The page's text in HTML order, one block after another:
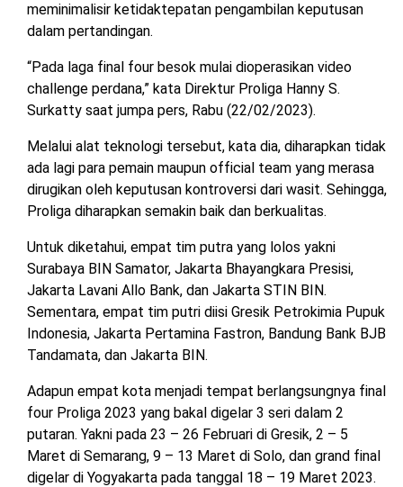
meminimalisir ketidaktepatan pengambilan keputusan
dalam pertandingan.
“Pada laga final four besok mulai dioperasikan video
challenge perdana,” kata Direktur Proliga Hanny S.
Surkatty saat jumpa pers, Rabu (22/02/2023).
Melalui alat teknologi tersebut, kata dia, diharapkan tidak
ada lagi para pemain maupun official team yang merasa
dirugikan oleh keputusan kontroversi dari wasit. Sehingga,
Proliga diharapkan semakin baik dan berkualitas.
Untuk diketahui, empat tim putra yang lolos yakni
Surabaya BIN Samator, Jakarta Bhayangkara Presisi,
Jakarta Lavani Allo Bank, dan Jakarta STIN BIN.
Sementara, empat tim putri diisi Gresik Petrokimia Pupuk
Indonesia, Jakarta Pertamina Fastron, Bandung Bank BJB
Tandamata, dan Jakarta BIN.
Adapun empat kota menjadi tempat berlangsungnya final
four Proliga 2023 yang bakal digelar 3 seri dalam 2
putaran. Yakni pada 23 – 26 Februari di Gresik, 2 – 5
Maret di Semarang, 9 – 13 Maret di Solo, dan grand final
digelar di Yogyakarta pada tanggal 18 – 19 Maret 2023.